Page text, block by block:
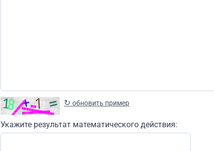
↻ обновить пример
Укажите результат математического действия: